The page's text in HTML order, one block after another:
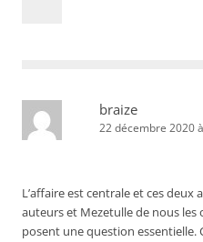
braize
22 décembre 2020
L’affaire est centrale et ces
auteurs et Mezetulle de nous
posent une question essentielle.